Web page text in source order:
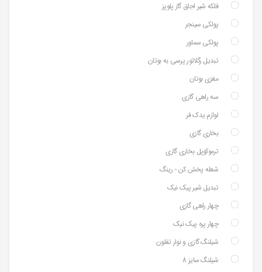
فلکه شیر اجاق گاز پلوپز
پولکی سینجر
پولکی سماور
تبدیل رگلاتور پرسی به بوتان
مغزی بوتان
سه راهی گازی
لوازم یدک فر
بخاری گازی
ترموکوپل بخاری گازی
شعله پخش کن - رینگ
تبدیل شیر پیک نیک
چهار راهی گازی
چهار پره پیک نیک
شیلنگ گازی و نوار تفلون
شیلنگ سایز 8